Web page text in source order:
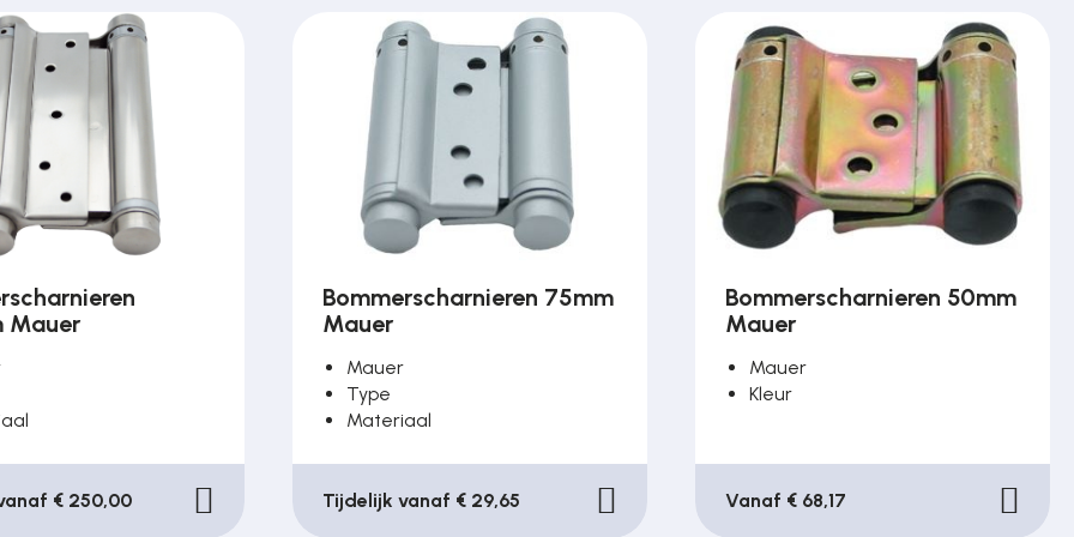
Mauer
€ 250,00
Bommerscharnieren 75mm
Mauer
Mauer
Type
Materiaal
Tijdelijk vanaf € 29,65
Bommerscharnieren 50mm
Mauer
Mauer
Kleur
Vanaf € 68,17